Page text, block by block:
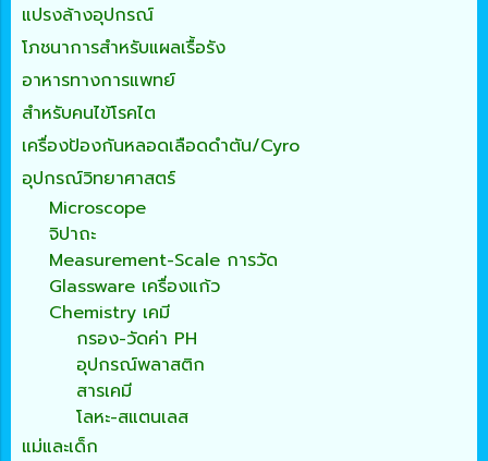
แปรงล้างอุปกรณ์
โภชนาการสำหรับแผลเรื้อรัง
อาหารทางการแพทย์
สำหรับคนไข้โรคไต
เครื่องป้องกันหลอดเลือดดำตัน/Cyro
อุปกรณ์วิทยาศาสตร์
Microscope
จิปาถะ
Measurement-Scale การวัด
Glassware เครื่องแก้ว
Chemistry เคมี
กรอง-วัดค่า PH
อุปกรณ์พลาสติก
สารเคมี
โลหะ-สแตนเลส
แม่และเด็ก